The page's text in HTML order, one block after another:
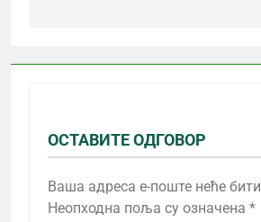
ОСТАВИТЕ ОДГОВОР
Ваша адреса е-поште неће
Неопходна поља су означена *